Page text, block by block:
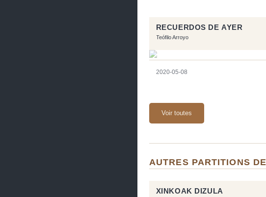
RECUERDOS DE AYER
Teófilo Arroyo
2020-05-08
Voir toutes
AUTRES PARTITIONS
XINKOAK DIZULA